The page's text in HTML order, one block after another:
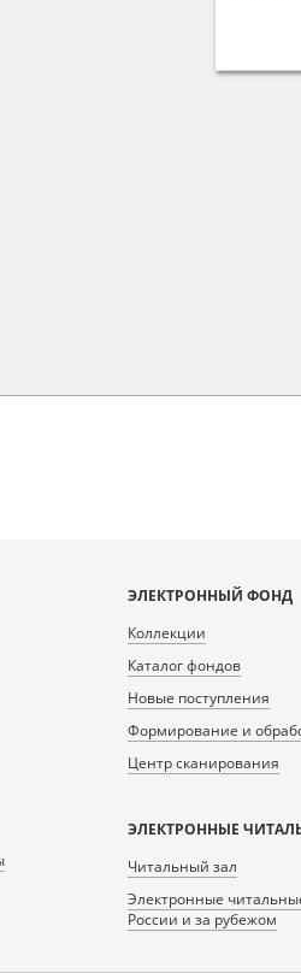
ЭЛЕКТРОННЫЙ ФОНД
Коллекции
Каталог фондов
Новые поступления
Формирование и
Центр сканирования
ЭЛЕКТРОННЫЕ
Читальный зал
Электронные
России и за рубежом